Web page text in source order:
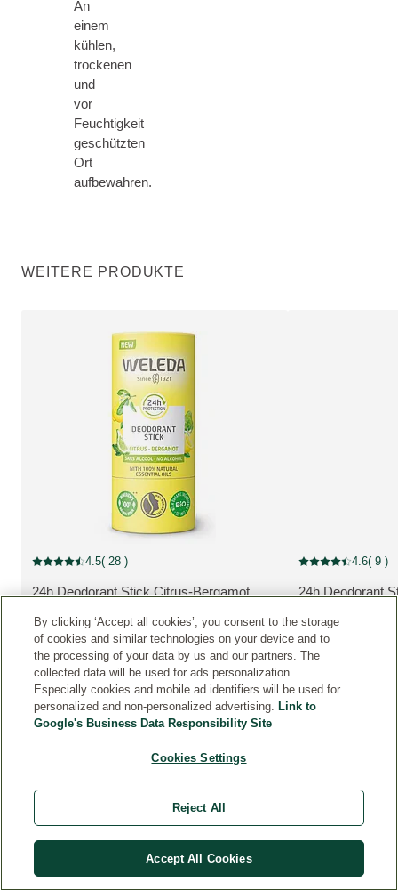
An
einem
kühlen,
trockenen
und
vor
Feuchtigkeit
geschützten
Ort
aufbewahren.
WEITERE PRODUKTE
reduzierter Artikel
MEHR ZUM PRODUKT:
24h Deodorant Stick Citrus-Bergamot
Aktuelle Bewertung: 4.5 von 5 Sternen bewertet von 28 Kunden
4.5( 28 )
50 g
(112,00 € / 1 kg)
6,95 €
5,60 €
Nur 5,60 € statt 6,95 €
Jetzt kaufen
reduzierter Artikel
MEHR ZUM
24h Deodorant
Aktuelle 4.6( 9 )
50 g
(112,00 € / 1 kg)
W
By clicking ‘Accept all cookies’, you consent to the storage
of cookies and similar technologies on your device and to
the processing of your data by us and our partners. The
collected data will be used for ads personalization.
Especially cookies and mobile ad identifiers will be used for
personalized and non-personalized advertising. Link to
Google's Business Data Responsibility Site
Cookies Settings
Reject All
Accept All Cookies